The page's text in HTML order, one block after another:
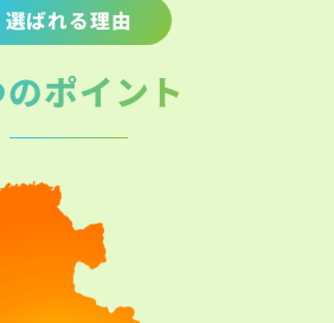
選ばれる理由
ポイント